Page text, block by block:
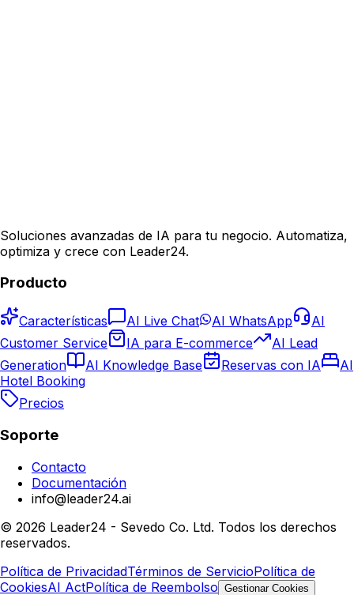
Soluciones avanzadas de IA para tu negocio. Automatiza,
optimiza y crece con Leader24.
Producto
Características AI Live Chat AI WhatsApp
AI
Customer Service
IA para E-commerce
AI Lead
Generation
AI Knowledge Base Reservas con IA
AI
Hotel Booking
Precios
Soporte
Contacto
Documentación
info@leader24.ai
© 2026 Leader24 - Sevedo Co. Ltd. Todos los derechos
reservados.
Política de PrivacidadTérminos de ServicioPolítica de
CookiesAI ActPolítica de Reembolso Gestionar Cookies